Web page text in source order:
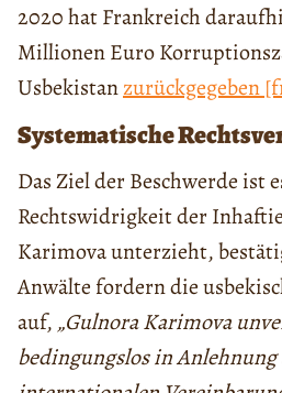
2020 hat Frankreich
Millionen Euro
Usbekistanzurückgegeben
Systematische
Das Ziel der Beschwerde ist
Rechtswidrigkeit der
Karimova unterzieht,
Anwälte fordern die
auf, „Gulnora Karimova
bedingungslos in Anlehnung